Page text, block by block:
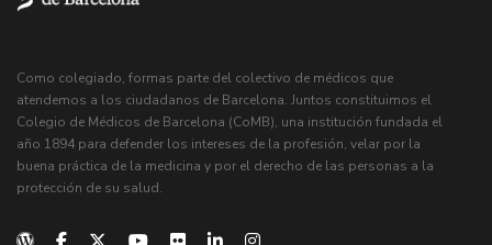
Como colegiado, formas parte del colectivo de médicos que
atendemos a los ciudadanos de Barcelona. Juntos constituimos el
Colegio de Médicos de Barcelona (CoMB), una institución fundada el
año 1894 para defender los intereses de la profesión, velar por la
buena práctica de la medicina y por el derecho de las personas a la
protección de su salud.